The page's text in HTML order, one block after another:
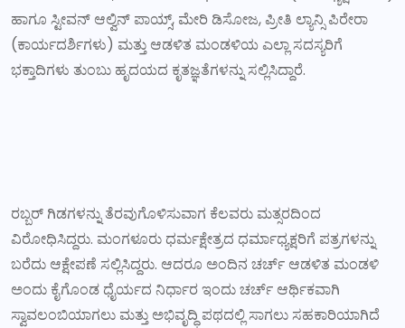
ಹಾಗೂ ಸ್ಟೀವನ್ ಆಲ್ವಿನ್ ಪಾಯ್ಸ್, ಮೇರಿ ಡಿಸೋಜ, ಪ್ರೀತಿ ಲ್ಯಾನ್ಸಿ ಪಿರೇರಾ
(ಕಾರ್ಯದರ್ಶಿಗಳು) ಮತ್ತು ಆಡಳಿತ ಮಂಡಳಿಯ ಎಲ್ಲಾ ಸದಸ್ಯರಿಗೆ
ಭಕ್ತಾದಿಗಳು ತುಂಬು ಹೃದಯದ ಕೃತಜ್ಞತೆಗಳನ್ನು ಸಲ್ಲಿಸಿದ್ದಾರೆ.
ರಬ್ಬರ್ ಗಿಡಗಳನ್ನು ತೆರವುಗೊಳಿಸುವಾಗ ಕೆಲವರು ಮತ್ಸರದಿಂದ
ವಿರೋಧಿಸಿದ್ದರು. ಮಂಗಳೂರು ಧರ್ಮಕ್ಷೇತ್ರದ ಧರ್ಮಾಧ್ಯಕ್ಷರಿಗೆ ಪತ್ರಗಳನ್ನು
ಬರೆದು ಆಕ್ಷೇಪಣೆ ಸಲ್ಲಿಸಿದ್ದರು. ಆದರೂ ಅಂದಿನ ಚರ್ಚ್ ಆಡಳಿತ ಮಂಡಳಿ
ಅಂದು ಕೈಗೊಂಡ ಧೈರ್ಯದ ನಿರ್ಧಾರ ಇಂದು ಚರ್ಚ್ ಆರ್ಥಿಕವಾಗಿ
ಸ್ವಾವಲಂಬಿಯಾಗಲು ಮತ್ತು ಅಭಿವೃದ್ಧಿ ಪಥದಲ್ಲಿ ಸಾಗಲು ಸಹಕಾರಿಯಾಗಿದೆ